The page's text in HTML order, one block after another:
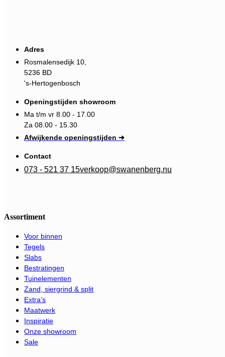
Adres
Rosmalensedijk 10,
5236 BD
's-Hertogenbosch
Openingstijden showroom
Ma t/m vr 8.00 - 17.00
Za 08.00 - 15.30
Afwijkende openingstijden ➔
Contact
073 - 521 37 15verkoop@swanenberg.nu
Assortiment
Voor binnen
Tegels
Slabs
Bestratingen
Tuinelementen
Zand, siergrind & split
Extra’s
Maatwerk
Inspiratie
Onze showroom
Sale